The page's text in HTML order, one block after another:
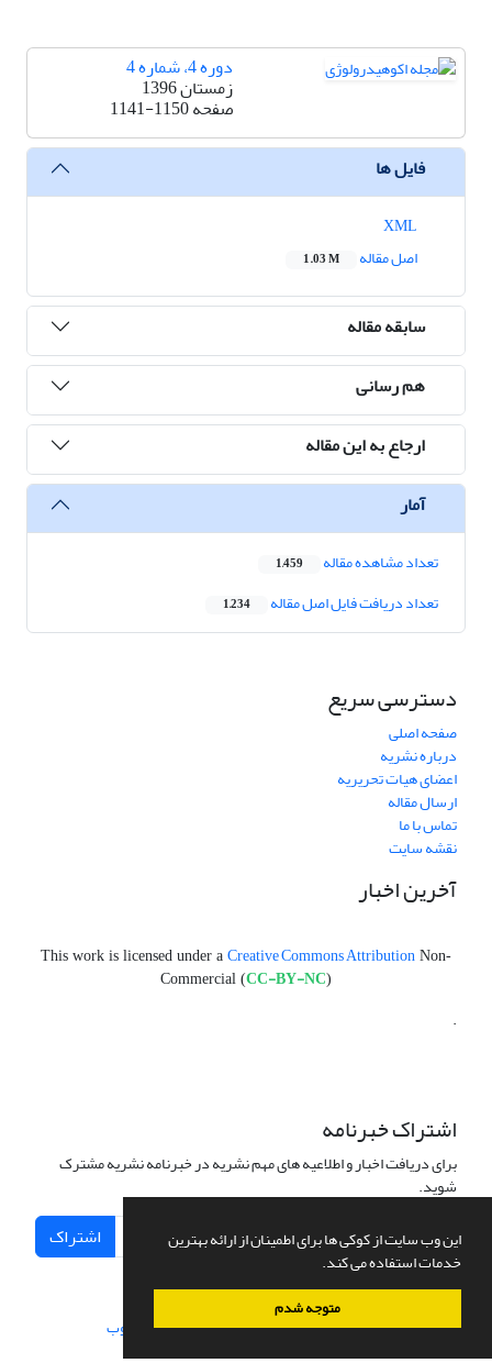
این وب سایت از کوکی ها برای اطمینان از ارائه بهترین
خدمات استفاده می کند.
متوجه شدم
دوره 4، شماره 4
زمستان 1396
صفحه1141-1150
فایل ها
اصل مقاله
1.03 M
سابقه مقاله
هم رسانی
ارجاع به این مقاله
آمار
تعداد مشاهده مقاله 1,459
تعداد دریافت فایل اصل مقاله 1,234
دسترسی سریع
صفحه اصلی
درباره نشریه
اعضای هیات تحریریه
ارسال مقاله
تماس با ما
نقشه سایت
آخرین اخبار
This work is licensed under a Creative Commons Attribution Non-
Commercial (CC-BY-NC)
.
اشتراک خبرنامه
برای دریافت اخبار و اطلاعیه های مهم نشریه در خبرنامه نشریه مشترک
شوید.
اشتراک
سامانه مدیریت نشریات علمی.طراحی و پیاده سازی از سیناوب